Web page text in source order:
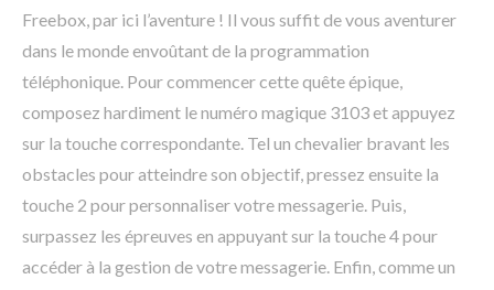
Freebox, par ici l’aventure ! Il vous suffit de vous aventurer
dans le monde envoûtant de la programmation
téléphonique. Pour commencer cette quête épique,
composez hardiment le numéro magique 3103 et appuyez
sur la touche correspondante. Tel un chevalier bravant les
obstacles pour atteindre son objectif, pressez ensuite la
touche 2 pour personnaliser votre messagerie. Puis,
surpassez les épreuves en appuyant sur la touche 4 pour
accéder à la gestion de votre messagerie. Enfin, comme un